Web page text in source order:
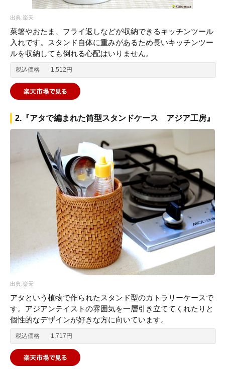
出典:楽天
菜箸やおたま、フライ返しなどが収納できるキッチンツール
入れです。スタンド自体に重みがあるため長いキッチンツー
ルを収納しても倒れる心配はいりません。
税込価格 1,512円
2.『アタで編まれた筒型スタンドケース アジア工房』
出典:楽天
アタという植物で作られたスタンド型のカトラリーケースで
す。アジアンテイストの雰囲気を一層引き立ててくれたりと
個性的なデザインが好きな方に向いています。
税込価格 1,717円